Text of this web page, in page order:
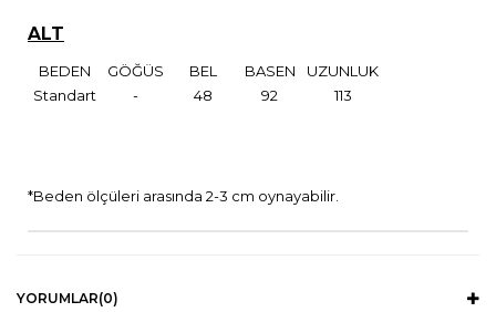
ALT
BEDEN GÖĞÜS BEL BASEN
UZUNLUK
Standart
- 48 92 113
*Beden ölçüleri arasında 2-3 cm oynayabilir.
YORUMLAR(0)